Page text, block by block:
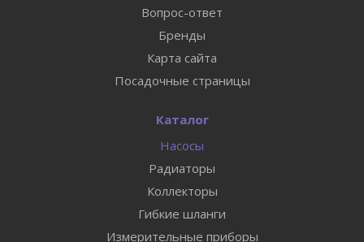
Вопрос-ответ
Бренды
Карта сайта
Посадочные страницы
Каталог
Насосы
Радиаторы
Коллекторы
Гибкие шланги
Измерительные приборы